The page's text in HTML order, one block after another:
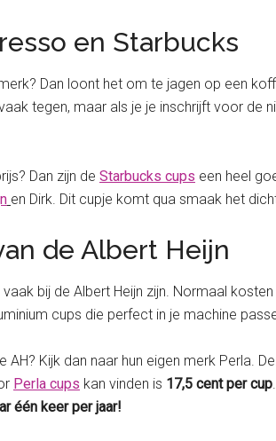
en Starbucks
Dan loont het om te jagen op een
tegen, maar als je je inschrijft voor de
Dan zijn de Starbucks cups een heel
en Dirk. Dit cupje komt qua smaak het
de Albert Heijn
bij de Albert Heijn zijn. Normaal
cups die perfect in je machine
Kijk dan naar hun eigen merk Perla.
Perla cups kan vinden is 17,5 cent per cup
één keer per jaar!